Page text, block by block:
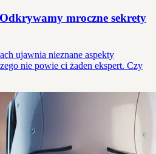
mroczne sekrety
ujawnia nieznane aspekty
nie powie ci żaden ekspert. Czy